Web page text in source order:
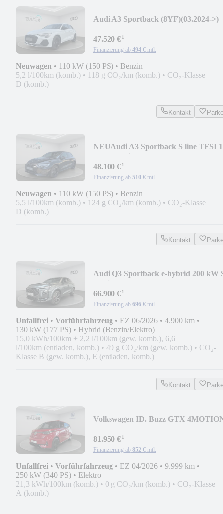
Audi A3 Sportback (8YF)(03.2024->)
47.520 €¹
Finanzierung ab 494 € mtl.
Neuwagen • 110 kW (150 PS) • Benzin
5,2 l/100km (komb.) • 118 g CO₂/km (komb.) • CO₂-Klasse
D (komb.)
Kontakt
NEUAudi A3 Sportback S line TFSI
48.100 €¹
Finanzierung ab 510 € mtl.
Neuwagen • 110 kW (150 PS) • Benzin
5,5 l/100km (komb.) • 124 g CO₂/km (komb.) • CO₂-Klasse
D (komb.)
Kontakt
Audi Q3 Sportback e-hybrid 200 kW
66.900 €¹
Finanzierung ab 696 € mtl.
Unfallfrei • Vorführfahrzeug • EZ 06/2026 • 4.900 km •
130 kW (177 PS) • Hybrid (Benzin/Elektro)
15,0 kWh/100km + 2,2 l/100km (gew. komb.), 6,6
l/100km (entladen, komb.) • 49 g CO₂/km (gew. komb.) • CO₂-
Klasse B (gew. komb.), E (entladen, komb.)
Kontakt
Volkswagen ID. Buzz GTX
81.950 €¹
Finanzierung ab 852 € mtl.
Unfallfrei • Vorführfahrzeug • EZ 04/2026 • 9.999 km •
250 kW (340 PS) • Elektro
21,3 kWh/100km (komb.) • 0 g CO₂/km (komb.) • CO₂-Klasse
A (komb.)